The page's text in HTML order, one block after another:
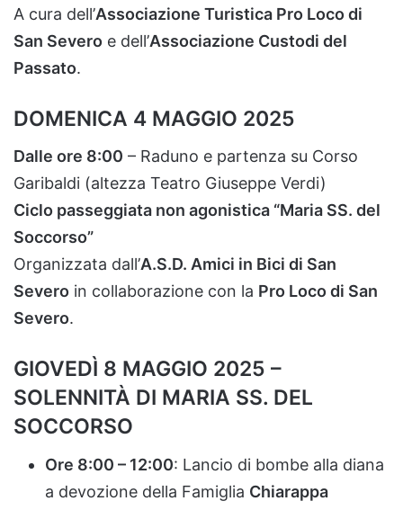
A cura dell’Associazione Turistica Pro Loco di
San Severo e dell’Associazione Custodi del
Passato.
DOMENICA 4 MAGGIO 2025
Dalle ore 8:00 – Raduno e partenza su Corso
Garibaldi (altezza Teatro Giuseppe Verdi)
Ciclo passeggiata non agonistica “Maria SS. del
Soccorso”
Organizzata dall’A.S.D. Amici in Bici di San
Severo in collaborazione con la Pro Loco di San
Severo.
GIOVEDÌ 8 MAGGIO 2025 –
SOLENNITÀ DI MARIA SS. DEL
SOCCORSO
Ore 8:00 – 12:00: Lancio di bombe alla diana
a devozione della Famiglia Chiarappa